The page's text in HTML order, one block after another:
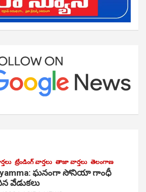
ట్రేండింగ్ వార్తలు తాజా వార్తలు తెలంగాణ
ఘ‌నంగా సోనియా గాంధీ
వేడుక‌లు